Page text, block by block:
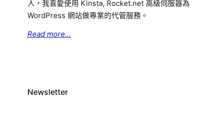
人，我喜愛使用 Kinsta, Rocket.net 高級伺服器為
WordPress 網站做專業的代管服務。
Read more…
Newsletter